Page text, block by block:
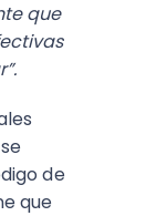
que
de
que